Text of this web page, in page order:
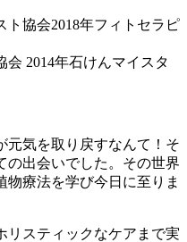
協会2018年フィトセラピ
2014年石けんマイスタ
元気を取り戻すなんて！そ
の出会いでした。その世界
療法を学び今日に至りま
リスティックなケアまで実